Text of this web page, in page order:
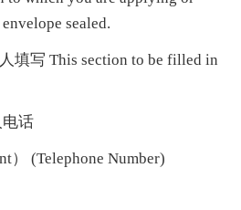
sealed.
写 This section to be filled in
话
(Telephone Number)